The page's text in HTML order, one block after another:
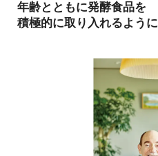
年齢とともに発酵食品を
積極的に取り入れるように